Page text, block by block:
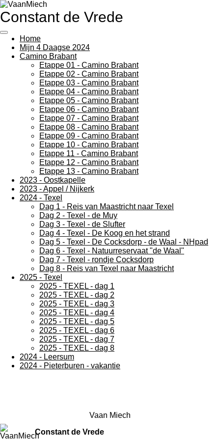
Ga
direct
de
hoofdinhoud
Constant de Vrede
Home
Mijn 4 Daagse 2024
Camino Brabant
Etappe 01 - Camino Brabant
Etappe 02 - Camino Brabant
Etappe 03 - Camino Brabant
Etappe 04 - Camino Brabant
Etappe 05 - Camino Brabant
Etappe 06 - Camino Brabant
Etappe 07 - Camino Brabant
Etappe 08 - Camino Brabant
Etappe 09 - Camino Brabant
Etappe 10 - Camino Brabant
Etappe 11 - Camino Brabant
Etappe 12 - Camino Brabant
Etappe 13 - Camino Brabant
2023 - Oostkapelle
2023 - Appel / Nijkerk
2024 - Texel
Dag 1 - Reis van Maastricht naar Texel
Dag 2 - Texel - de Muy
Dag 3 - Texel - de Slufter
Dag 4 - Texel - De Koog en het strand
Dag 5 - Texel - De Cocksdorp - de Waal - NHpad
Dag 6 - Texel - Natuurreservaat "de Waal"
Dag 7 - Texel - rondje Cocksdorp
Dag 8 - Reis van Texel naar Maastricht
2025 - Texel
2025 - TEXEL - dag 1
2025 - TEXEL - dag 2
2025 - TEXEL - dag 3
2025 - TEXEL - dag 4
2025 - TEXEL - dag 5
2025 - TEXEL - dag 6
2025 - TEXEL - dag 7
2025 - TEXEL - dag 8
2024 - Leersum
2024 - Pieterburen - vakantie
Vaan Miech
Constant de Vrede